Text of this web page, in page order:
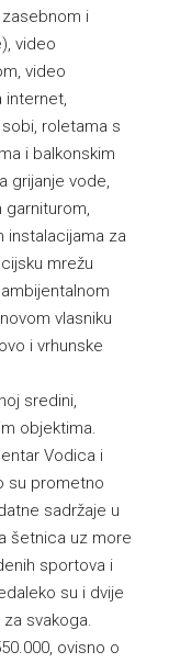
i
video
video
internet,
roletama s
i balkonskim
grijanje vode,
garniturom,
instalacijama za
mrežu
vlasniku
i vrhunske
sredini,
objektima.
Vodica i
su prometno
sadržaje u
šetnica uz more
sportova i
su i dvije
svakoga.
ovisno o